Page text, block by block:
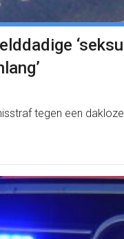
tegen een